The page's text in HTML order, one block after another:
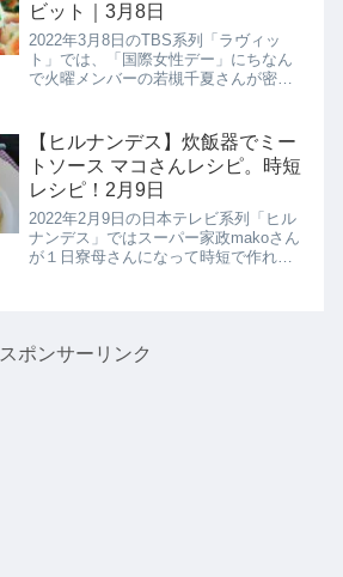
ビット｜3月8日
2022年3月8日のTBS系列「ラヴィッ
ト」では、「国際女性デー」にちなん
で火曜メンバーの若槻千夏さんが密か
く紹介します。麻薬卵はTikTokやネッ
トで流行っているもので、...
【ヒルナンデス】炊飯器でミー
トソース マコさんレシピ。時短
レシピ！2月9日
2022年2月9日の日本テレビ系列「ヒル
ナンデス」ではスーパー家政makoさん
が１日寮母さんになって時短で作れる
スポンサーリンク